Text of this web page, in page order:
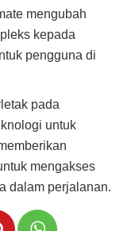
mengubah
kepada
pengguna di
pada
untuk
mengakses
dalam perjalanan.